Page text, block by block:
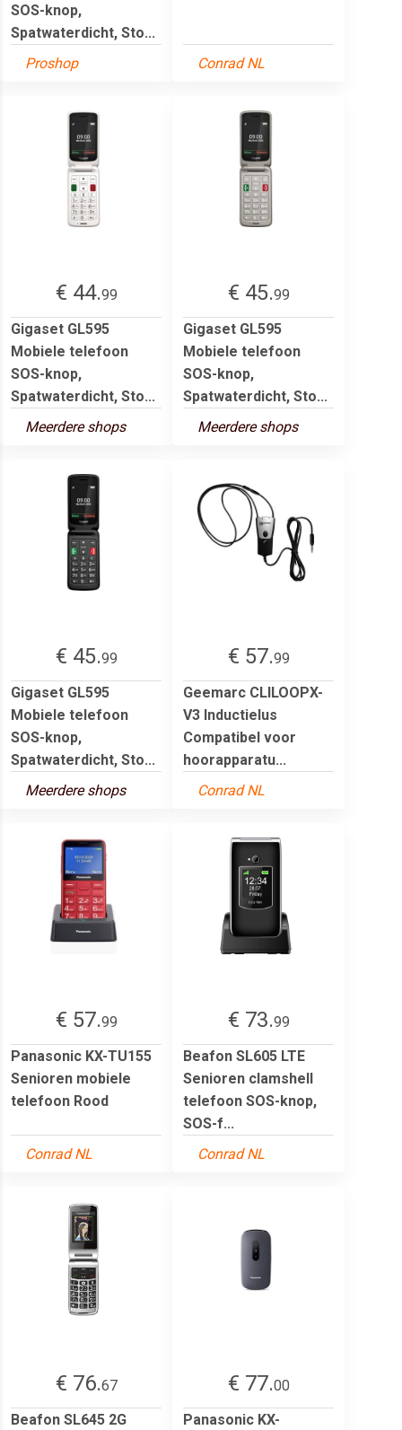
SOS-knop,
Spatwaterdicht, Sto...
Proshop
Conrad NL
€ 44.99
Gigaset GL595
Mobiele telefoon
SOS-knop,
Spatwaterdicht, Sto...
Meerdere shops
€ 45.99
Gigaset GL595
Mobiele telefoon
SOS-knop,
Spatwaterdicht, Sto...
Meerdere shops
€ 45.99
Gigaset GL595
Mobiele telefoon
SOS-knop,
Spatwaterdicht, Sto...
Meerdere shops
€ 57.99
Geemarc CLILOOPX-
V3 Inductielus
Compatibel voor
hoorapparatu...
Conrad NL
€ 57.99
Panasonic KX-TU155
Senioren mobiele
telefoon Rood
Conrad NL
€ 73.99
Beafon SL605 LTE
Senioren clamshell
telefoon SOS-knop,
SOS-f...
Conrad NL
€ 76.67
Beafon SL645 2G
€ 77.00
Panasonic KX-